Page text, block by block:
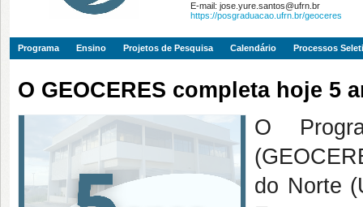
E-mail: jose.yure.santos@ufrn.br
https://posgraduacao.ufrn.br/geoceres
Programa Ensino Projetos de Pesquisa Calendário Processos
O GEOCERES completa hoje 5
O
do Norte